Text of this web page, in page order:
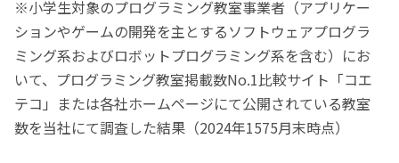
※小学生対象のプログラミング教室事業者（アプリケー
ションやゲームの開発を主とするソフトウェアプログラ
ミング系およびロボットプログラミング系を含む）にお
いて、プログラミング教室掲載数No.1比較サイト「コエ
テコ」または各社ホームページにて公開されている教室
数を当社にて調査した結果（2024年1575月末時点）